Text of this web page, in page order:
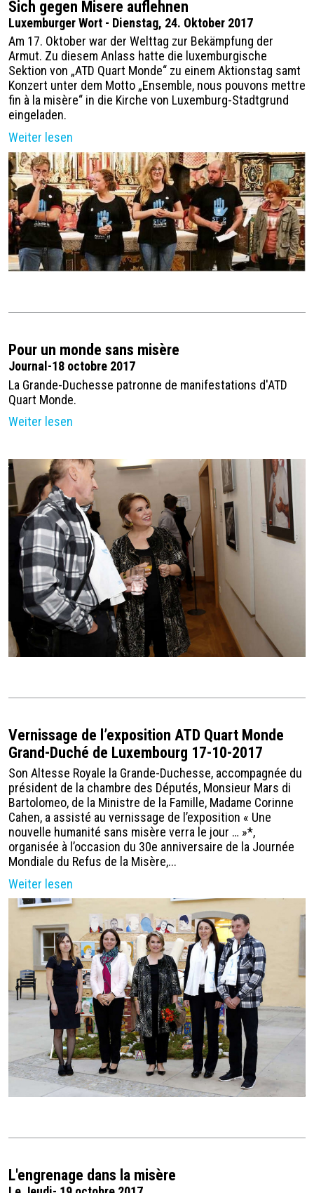
Sich gegen Misere auflehnen
Luxemburger Wort - Dienstag, 24. Oktober 2017
Am 17. Oktober war der Welttag zur Bekämpfung der
Armut. Zu diesem Anlass hatte die luxemburgische
Sektion von „ATD Quart Monde“ zu einem Aktionstag samt
Konzert unter dem Motto „Ensemble, nous pouvons mettre
fin à la misère“ in die Kirche von Luxemburg-Stadtgrund
eingeladen.
Weiter lesen
Pour un monde sans misère
Journal-18 octobre 2017
La Grande-Duchesse patronne de manifestations d'ATD
Quart Monde.
Weiter lesen
Vernissage de l’exposition ATD Quart Monde
Grand-Duché de Luxembourg 17-10-2017
Son Altesse Royale la Grande-Duchesse, accompagnée du
président de la chambre des Députés, Monsieur Mars di
Bartolomeo, de la Ministre de la Famille, Madame Corinne
Cahen, a assisté au vernissage de l’exposition « Une
nouvelle humanité sans misère verra le jour … »*,
organisée à l’occasion du 30e anniversaire de la Journée
Mondiale du Refus de la Misère,...
Weiter lesen
L'engrenage dans la misère